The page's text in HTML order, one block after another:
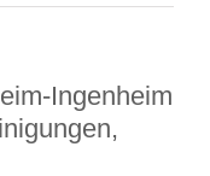
Ingenheim